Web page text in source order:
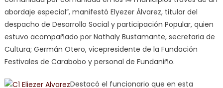
abordaje especial”, manifestó Elyezer Álvarez, titular del
despacho de Desarrollo Social y participación Popular, quien
estuvo acompañado por Nathaly Bustamante, secretaria de
Cultura; Germán Otero, vicepresidente de la Fundación
Festivales de Carabobo y personal de Fundaniño.
Destacó el funcionario que en esta